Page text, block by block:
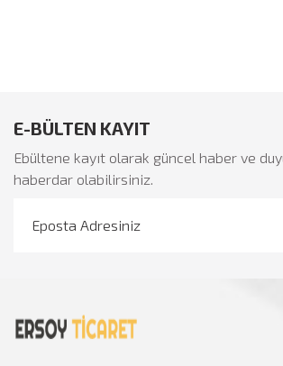
E-BÜLTEN KAYIT
Ebültene kayıt olarak güncel haber ve
haberdar olabilirsiniz.